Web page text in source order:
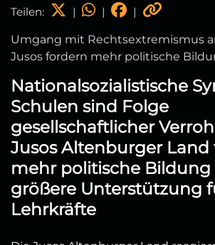
Teilen: | | |
Umgang mit Rechtsextremismus
Jusos fordern mehr politische
Nationalsozialistische
Schulen sind Folge
gesellschaftlicher
Jusos Altenburger Land
mehr politische Bildung
größere Unterstützung
Lehrkräfte